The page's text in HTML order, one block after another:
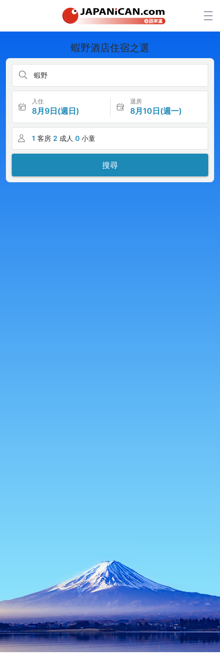
蝦野酒店住宿之選
蝦野
入住
8月9日(週日)
退房
8月10日(週一)
1 客房 2 成人 0 小童
搜尋